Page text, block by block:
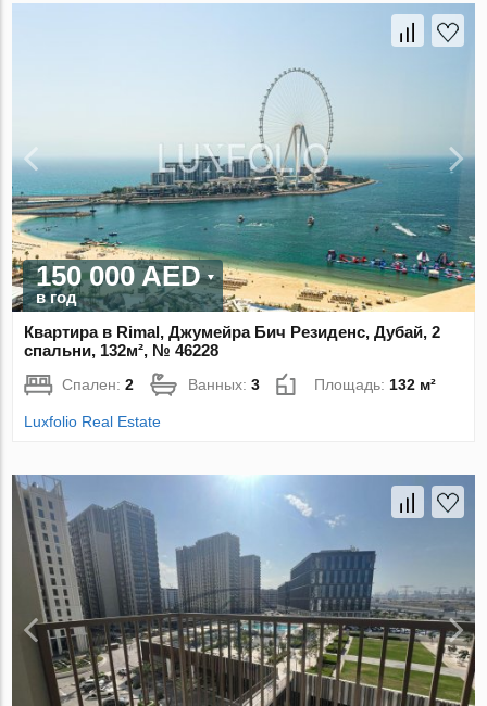
150 000 AED
в год
Квартира в Rimal, Джумейра Бич Резиденс, Дубай, 2
спальни, 132м², № 46228
Спален:2 Ванных:3 Площадь: 132 м²
Luxfolio Real Estate